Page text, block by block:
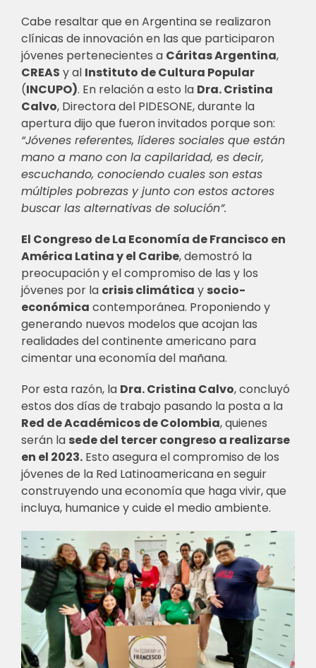
Cabe resaltar que en Argentina se realizaron
clínicas de innovación en las que participaron
jóvenes pertenecientes a Cáritas Argentina,
CREAS y al Instituto de Cultura Popular
(INCUPO). En relación a esto la Dra. Cristina
Calvo, Directora del PIDESONE, durante la
apertura dijo que fueron invitados porque son:
“Jóvenes referentes, líderes sociales que están
mano a mano con la capilaridad, es decir,
escuchando, conociendo cuales son estas
múltiples pobrezas y junto con estos actores
buscar las alternativas de solución”.
El Congreso de La Economía de Francisco en
América Latina y el Caribe, demostró la
preocupación y el compromiso de las y los
jóvenes por la crisis climática y socio-
económica contemporánea. Proponiendo y
generando nuevos modelos que acojan las
realidades del continente americano para
cimentar una economía del mañana.
Por esta razón, la Dra. Cristina Calvo, concluyó
estos dos días de trabajo pasando la posta a la
Red de Académicos de Colombia, quienes
serán la sede del tercer congreso a realizarse
en el 2023.Esto asegura el compromiso de los
jóvenes de la Red Latinoamericana en seguir
construyendo una economía que haga vivir, que
incluya, humanice y cuide el medio ambiente.